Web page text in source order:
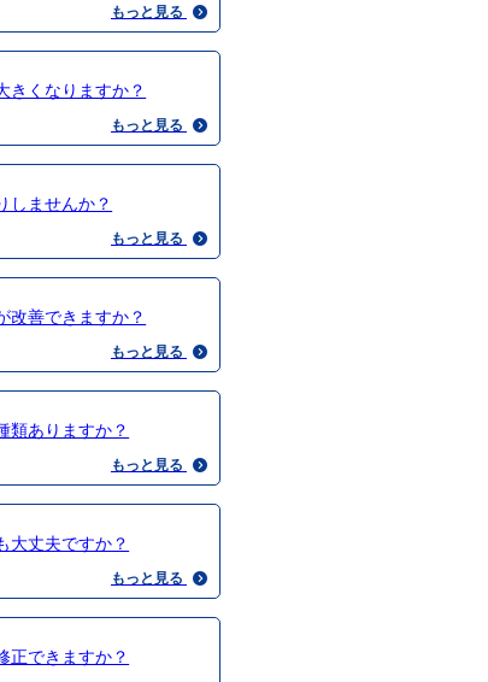
もっと見る
きくなりますか？
もっと見る
しませんか？
もっと見る
改善できますか？
もっと見る
類ありますか？
もっと見る
大丈夫ですか？
もっと見る
正できますか？